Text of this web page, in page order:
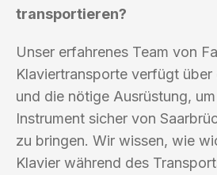
transportieren?
Unser erfahrenes Team von
Klaviertransporte verfügt
und die nötige Ausrüstung,
Instrument sicher von
zu bringen. Wir wissen, wie
Klavier während des